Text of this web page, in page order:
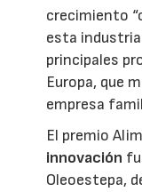
crecimiento
esta industria
principales
Europa, que
empresa
El premio
innovación
Oleoestepa,